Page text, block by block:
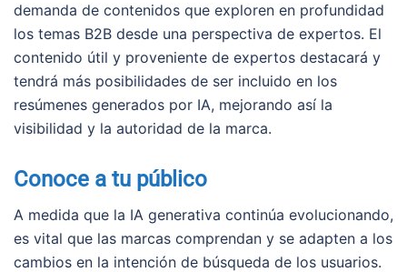
demanda de contenidos que exploren en profundidad
los temas B2B desde una perspectiva de expertos. El
contenido útil y proveniente de expertos destacará y
tendrá más posibilidades de ser incluido en los
resúmenes generados por IA, mejorando así la
visibilidad y la autoridad de la marca.
Conoce a tu público
A medida que la IA generativa continúa evolucionando,
es vital que las marcas comprendan y se adapten a los
cambios en la intención de búsqueda de los usuarios.